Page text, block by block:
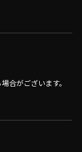
合がございます。